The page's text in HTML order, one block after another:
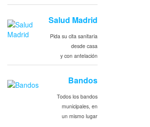
Salud Madrid
Pida su cita sanitaria
desde casa
y con antelación
Bandos
Todos los bandos
municipales, en
un mismo lugar